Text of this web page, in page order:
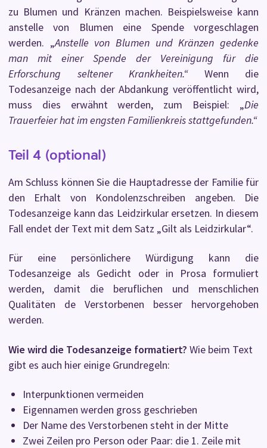
zu Blumen und Kränzen machen. Beispielsweise kann
anstelle von Blumen eine Spende vorgeschlagen
werden. „Anstelle von Blumen und Kränzen gedenke
man mit einer Spende der Vereinigung für die
Erforschung seltener Krankheiten.“Wenn die
Todesanzeige nach der Abdankung veröffentlicht wird,
muss dies erwähnt werden, zum Beispiel: „Die
Trauerfeier hat im engsten Familienkreis stattgefunden.“
Teil 4 (optional)
Am Schluss können Sie die Hauptadresse der Familie für
den Erhalt von Kondolenzschreiben angeben. Die
Todesanzeige kann das Leidzirkular ersetzen. In diesem
Fall endet der Text mit dem Satz „Gilt als Leidzirkular“.
Für eine persönlichere Würdigung kann die
Todesanzeige als Gedicht oder in Prosa formuliert
werden, damit die beruflichen und menschlichen
Qualitäten de Verstorbenen besser hervorgehoben
werden.
Wie wird die Todesanzeige formatiert? Wie beim Text
gibt es auch hier einige Grundregeln:
Interpunktionen vermeiden
Eigennamen werden gross geschrieben
Der Name des Verstorbenen steht in der Mitte
Zwei Zeilen pro Person oder Paar: die 1. Zeile mit